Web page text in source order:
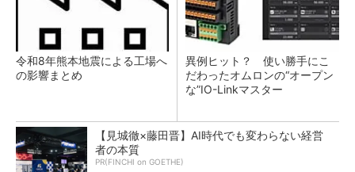
令和8年熊本地震による工場へ
の影響まとめ
異例ヒット？ 使い勝手にこ
だわったオムロンの“オープン
な”IO-Linkマスター
【見城徹×藤田晋】AI時代でも変わらない経営
者の本質
PR(FINCHI on GOETHE)